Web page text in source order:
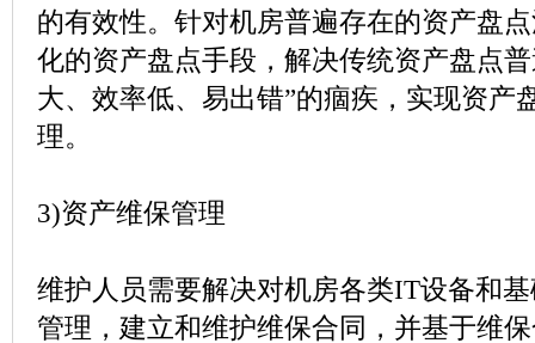
的有效性。针对机房普遍存在的资产盘
化的资产盘点手段，解决传统资产盘点
大、效率低、易出错”的痼疾，实现资产
理。
3)资产维保管理
维护人员需要解决对机房各类IT设备和
管理，建立和维护维保合同，并基于维